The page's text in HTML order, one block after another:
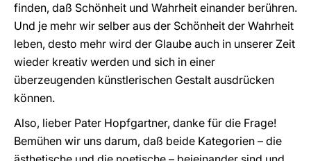
finden, daß Schönheit und Wahrheit einander berühren.
Und je mehr wir selber aus der Schönheit der Wahrheit
leben, desto mehr wird der Glaube auch in unserer Zeit
wieder kreativ werden und sich in einer
überzeugenden künstlerischen Gestalt ausdrücken
können.
Also, lieber Pater Hopfgartner, danke für die Frage!
Bemühen wir uns darum, daß beide Kategorien – die